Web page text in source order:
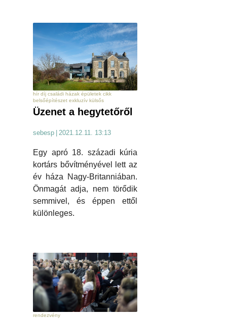
hír díj családi házak épületek cikk
belsőépítészet exkluzív külsős
Üzenet a hegytetőről
sebesp 2021.12.11. 13:13
Egy apró 18. századi kúria
kortárs bővítményével lett az
év háza Nagy-Britanniában.
Önmagát adja, nem törődik
semmivel, és éppen ettől
különleges.
rendezvény